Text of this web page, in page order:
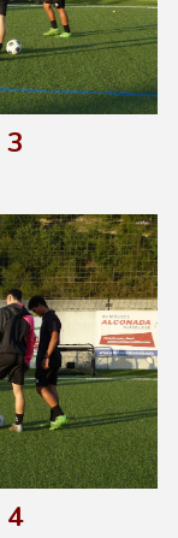
3
4